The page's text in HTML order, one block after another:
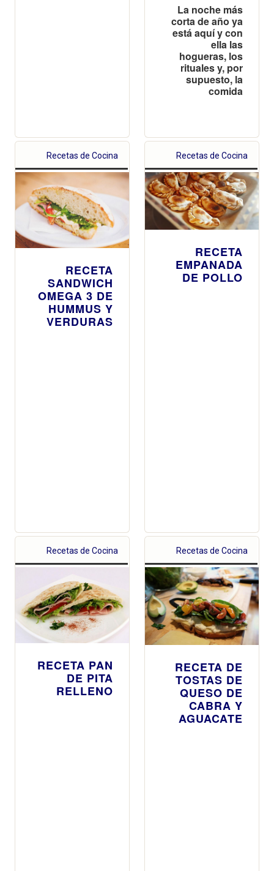
La noche más
corta de año ya
está aquí y con
ella las
hogueras, los
rituales y, por
supuesto, la
comida
Recetas de Cocina
RECETA
SANDWICH
OMEGA 3 DE
HUMMUS Y
VERDURAS
Recetas de Cocina
RECETA
EMPANADA
DE POLLO
Recetas de Cocina
RECETA PAN
DE PITA
RELLENO
Recetas de Cocina
RECETA DE
TOSTAS DE
QUESO DE
CABRA Y
AGUACATE